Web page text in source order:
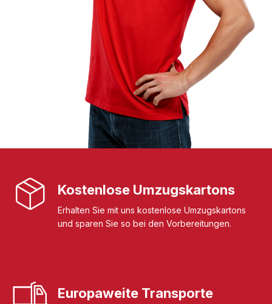
Kostenlose Umzugskartons
Erhalten Sie mit uns kostenlose Umzugskartons
und sparen Sie so bei den Vorbereitungen.
Europaweite Transporte